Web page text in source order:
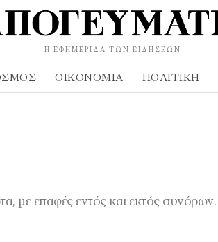
Η ΕΦΗΜΕΡΊΔΑ ΤΩΝ ΕΙΔΉΣΕΩΝ
ΟΙΚΟΝΟΜΊΑ ΠΟΛΙΤΙΚΉ
με επαφές εντός και εκτός συνόρων.